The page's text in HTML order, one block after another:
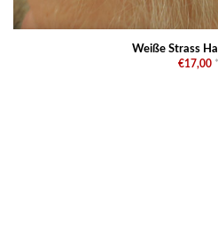
Weiße Strass
€17,00 *